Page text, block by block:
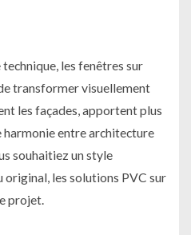
les fenêtres sur
transformer visuellement
les façades, apportent plus
entre architecture
souhaitiez un style
original, les solutions PVC sur
projet.